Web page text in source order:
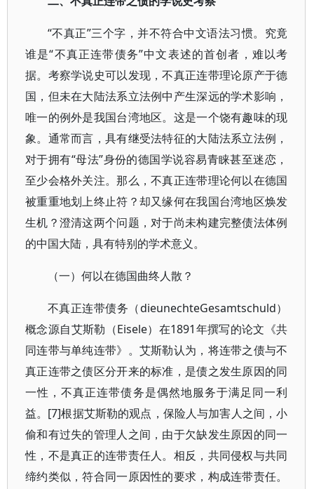
“不真正”三个字，并不符合中文语法习惯。究竟
谁是“不真正连带债务”中文表述的首创者，难以考
据。考察学说史可以发现，不真正连带理论原产于德
国，但未在大陆法系立法例中产生深远的学术影响，
唯一的例外是我国台湾地区。这是一个饶有趣味的现
象。通常而言，具有继受法特征的大陆法系立法例，
对于拥有“母法”身份的德国学说容易青睐甚至迷恋，
至少会格外关注。那么，不真正连带理论何以在德国
被重重地划上终止符？却又缘何在我国台湾地区焕发
生机？澄清这两个问题，对于尚未构建完整债法体例
的中国大陆，具有特别的学术意义。
（一）何以在德国曲终人散？
不真正连带债务（dieunechteGesamtschuld）
概念源自艾斯勒（Eisele）在1891年撰写的论文《共
同连带与单纯连带》。艾斯勒认为，将连带之债与不
真正连带之债区分开来的标准，是债之发生原因的同
一性，不真正连带债务是偶然地服务于满足同一利
益。[7]根据艾斯勒的观点，保险人与加害人之间，小
偷和有过失的管理人之间，由于欠缺发生原因的同一
性，不是真正的连带责任人。相反，共同侵权与共同
缔约类似，符合同一原因性的要求，构成连带责任。